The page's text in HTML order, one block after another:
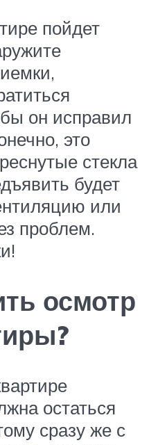
пойдет
он исправил
это
стекла
будет
или
проблем.
осмотр
остаться
сразу же с